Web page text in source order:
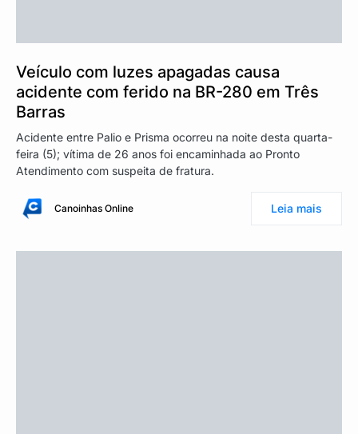
Veículo com luzes apagadas causa
acidente com ferido na BR-280 em Três
Barras
Acidente entre Palio e Prisma ocorreu na noite desta quarta-
feira (5); vítima de 26 anos foi encaminhada ao Pronto
Atendimento com suspeita de fratura.
Canoinhas Online Leia mais